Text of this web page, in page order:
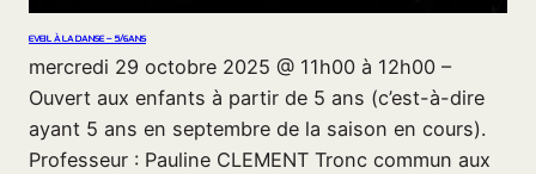
EVEIL À LA DANSE – 5/6ANS
mercredi 29 octobre 2025 @ 11h00 à 12h00 –
Ouvert aux enfants à partir de 5 ans (c’est-à-dire
ayant 5 ans en septembre de la saison en cours).
Professeur : Pauline CLEMENT Tronc commun aux